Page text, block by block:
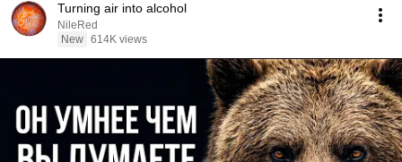
Turning air into alcohol
NileRed
New 614K views